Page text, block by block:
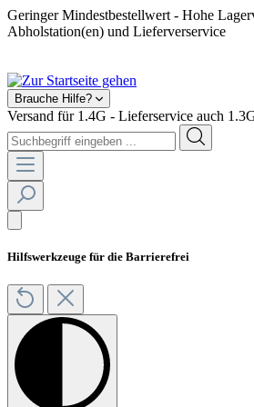
Geringer Mindestbestellwert - Hohe
Abholstation(en) und Lieferverservice
Brauche Hilfe?
Versand für 1.4G - Lieferservice auch
Hilfswerkzeuge für die Barrierefrei